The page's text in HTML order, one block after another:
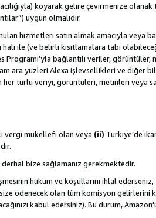
koyarak gelire çevirmenize olanak
uygun olmalıdır.
hizmetleri satın almak amacıyla veya
ile (ve belirli kısıtlamalara tabi
Programı’yla bağlantılı veriler,
ara yüzleri Alexa işlevsellikleri ve diğer
türlü veriyi, görüntüleri, metinleri veya
vergi mükellefi olan veya (ii) Türkiye’de
bize sağlamanız gerekmektedir.
hüküm ve koşullarını ihlal
ödenecek olan tüm komisyon gelirlerini
kabul edersiniz). Bu durum,